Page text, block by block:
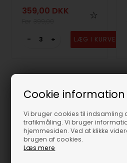
Cookie information
Vi bruger cookies til indsamling
trafikmåling. Vi bruger
hjemmesiden. Ved at klikke
brugen af cookies.
Læs mere
359,00 DKK
- +